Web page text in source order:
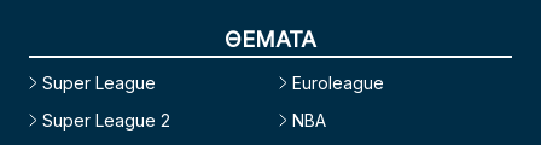
ΘΕΜΑΤΑ
Super League
Super League 2
Euroleague
NBA